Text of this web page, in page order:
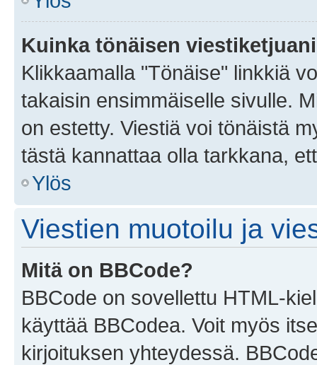
Kuinka tönäisen
Klikkaamalla "Tönäise" linkkiä
takaisin ensimmäiselle sivulle.
on estetty. Viestiä voi tönäistä
tästä kannattaa olla tarkkana,
Ylös
Viestien muotoilu ja
Mitä on BBCode?
BBCode on sovellettu HTML-
käyttää BBCodea. Voit myös
kirjoituksen yhteydessä.